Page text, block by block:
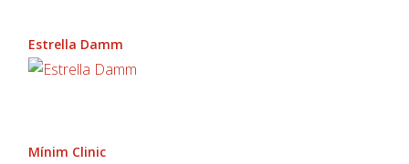
Estrella Damm
Mínim Clinic